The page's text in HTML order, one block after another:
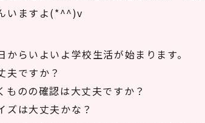
いますよ(*^^)v
からいよいよ学校生活が始まります。
夫ですか？
ものの確認は大丈夫ですか？
ズは大丈夫かな？